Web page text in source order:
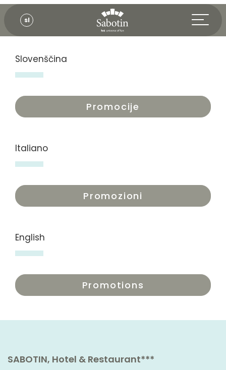
sl
Slovenščina
Promocije
Italiano
Promozioni
English
Promotions
SABOTIN, Hotel & Restaurant***